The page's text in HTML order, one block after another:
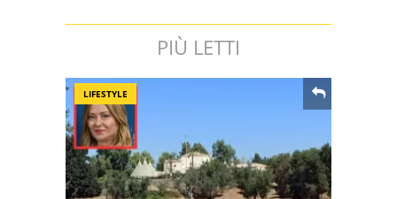
PIÙ LETTI
LIFESTYLE